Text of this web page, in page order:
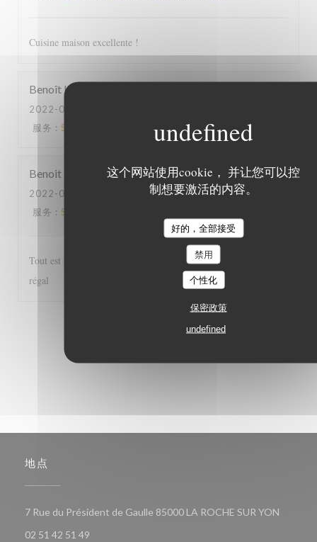
这个网站使用cookie， 并让您可以控
制想要激活的内容。
好的，全部接受
禁用
个性化
保密政策
undefined
Cuisine maison excellente !
Benoît L
2022-06-03
服务 : 5 5/5 质价比 : 5 /5
Benoit
2022-06-03
- 12:30 - 来宾 2
服务 : 5
Tout est parfait, de l'accueil au service et les plats excellents! Un
régal
3
地点
7 Rue du Président de Gaulle 85000 LA ROCHE SUR YON
02 51 42 51 49